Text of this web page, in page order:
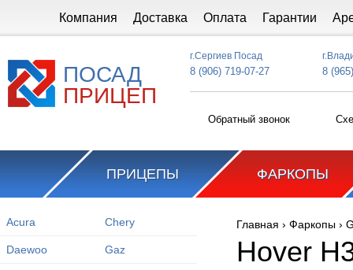
Компания Доставка Оплата Гарантии
ПОСАД
ПРИЦЕП
г.Сергиев Посад
8 (906) 719-07-27 8
Обратный звонок
ПРИЦЕПЫ ФАРКОПЫ
Acura Chery
Daewoo Gaz
Вы здесь
Главная › Фаркопы ›
Hover